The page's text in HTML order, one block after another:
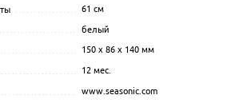
61 см
белый
150 x 86 x 140 мм
12 мес.
www.seasonic.com